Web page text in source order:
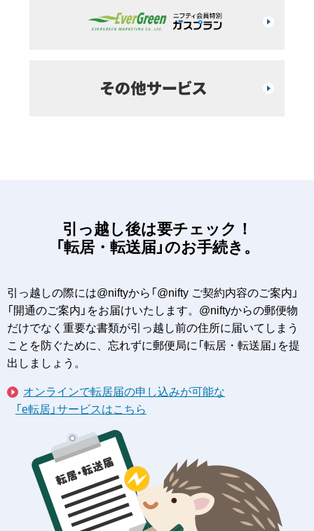
引っ越し後は要チェック！
「転居・転送届」のお手続き。
引っ越しの際には@niftyから「@nifty ご契約内容のご案内」
「開通のご案内」をお届けいたします。@niftyからの郵便物
だけでなく重要な書類が引っ越し前の住所に届いてしまう
ことを防ぐために、忘れずに郵便局に「転居・転送届」を提
出しましょう。
オンラインで転居届の申し込みが可能な
「e転居」サービスはこちら